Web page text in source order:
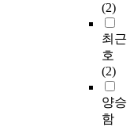
(2)
최근
호
(2)
양승
함